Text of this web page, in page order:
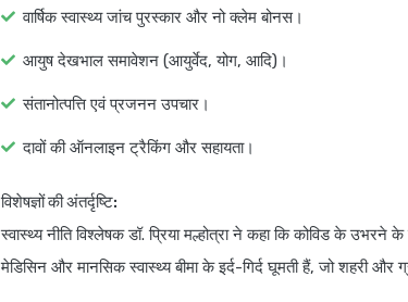
वार्षिक स्वास्थ्य जांच पुरस्कार और नो क्लेम बोनस।
आयुष देखभाल समावेशन (आयुर्वेद, योग, आदि)।
संतानोत्पत्ति एवं प्रजनन उपचार।
दावों की ऑनलाइन ट्रैकिंग और सहायता।
विशेषज्ञों की अंतर्दृष्टि:
स्वास्थ्य नीति विश्लेषक डॉ. प्रिया मल्होत्रा ने कहा कि कोविड के
मेडिसिन और मानसिक स्वास्थ्य बीमा के इर्द-गिर्द घूमती हैं, जो शहरी और